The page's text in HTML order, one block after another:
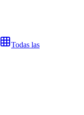
Todas las